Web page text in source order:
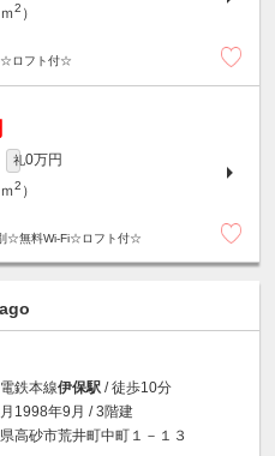
2 ）
ロフト付☆
礼0万円
2 ）
☆無料Wi-Fi☆ロフト付☆
鉄本線伊保駅 / 徒歩10分
1998年9月 / 3階建
高砂市荒井町中町１－１３